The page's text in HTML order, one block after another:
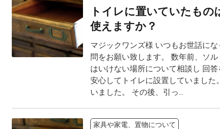
トイレに置いていたもの
使えますか？
マジックワンズ様 いつもお世話に
問をお願い致します。 数年前、ソ
はいけない場所について相談し 回
安心してトイレに設置していました
いました。 その後、引っ...
家具や家電、置物について